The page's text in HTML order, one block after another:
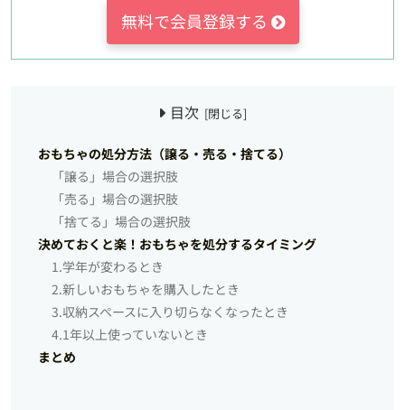
無料で会員登録する
目次
おもちゃの処分方法（譲る・売る・捨てる）
「譲る」場合の選択肢
「売る」場合の選択肢
「捨てる」場合の選択肢
決めておくと楽！おもちゃを処分するタイミング
1.学年が変わるとき
2.新しいおもちゃを購入したとき
3.収納スペースに入り切らなくなったとき
4.1年以上使っていないとき
まとめ